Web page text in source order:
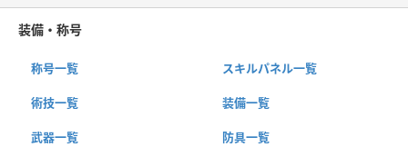
装備・称号
称号一覧 スキルパネル一覧
術技一覧 装備一覧
武器一覧 防具一覧